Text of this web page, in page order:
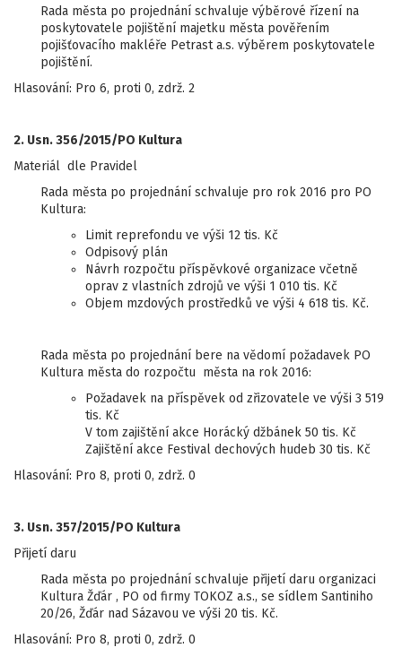
Rada města po projednání schvaluje výběrové řízení na
poskytovatele pojištění majetku města pověřením
pojišťovacího makléře Petrast a.s. výběrem poskytovatele
pojištění.
Hlasování: Pro 6, proti 0, zdrž. 2
2. Usn. 356/2015/PO Kultura
Materiál dle Pravidel
Rada města po projednání schvaluje pro rok 2016 pro PO
Kultura:
Limit reprefondu ve výši 12 tis. Kč
Odpisový plán
Návrh rozpočtu příspěvkové organizace včetně
oprav z vlastních zdrojů ve výši 1 010 tis. Kč
Objem mzdových prostředků ve výši 4 618 tis. Kč.
Rada města po projednání bere na vědomí požadavek PO
Kultura města do rozpočtu města na rok 2016:
Požadavek na příspěvek od zřizovatele ve výši 3 519
tis. Kč
V tom zajištění akce Horácký džbánek 50 tis. Kč
Zajištění akce Festival dechových hudeb 30 tis. Kč
Hlasování: Pro 8, proti 0, zdrž. 0
3. Usn. 357/2015/PO Kultura
Přijetí daru
Rada města po projednání schvaluje přijetí daru organizaci
Kultura Žďár , PO od firmy TOKOZ a.s., se sídlem Santiniho
20/26, Žďár nad Sázavou ve výši 20 tis. Kč.
Hlasování: Pro 8, proti 0, zdrž. 0